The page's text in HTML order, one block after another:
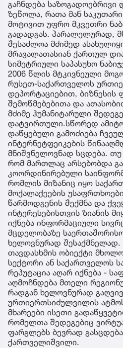
გაჩნდება საზოგადოებრივი
ზეწოლა, რათა მან
მოტივით უფრო მკვეთრი
გადადგას. პარალელურად,
შესაძლოა მძიმედ
მრავალათასიან ქართულ
სიმეტრიული საპასუხო
2006 წლის მტკივნეული
რუსეთ-საქართველოს
დეპორტაციებით, ბიზნესის
შემოწმებებითა და
მძიმე ჰუმანიტარული
დატვირთული.სწორედ
დაწყებული გამოძიება
ინტერნეტფეიკების
მნიშვნელოვნად სცდება. თუ
რომ მართლაც არსებობდა
კოორდინირებული
რომლის მიზანიც იყო
მოქალაქეების
წარმოდგენის შექმნა და
ინტერესებისთვის ზიანის
იქნება ინფორმაციული
მცდელობაზე
ხელოვნურად შესაქმნელად.
თავდასხმის ობიექტი
სექტორი ან საქართველოს
რეპუტაცია აღარ იქნება -
აღმოჩნდება მთელი
რადგან ხელოვნურად
ურთიერთსიძულვილის
მხარეები ისეთი
რომელთა შედეგებიც
ფარგლებს ბევრად
ქართველიშვილი.